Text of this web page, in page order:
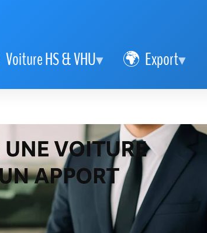
Voiture HS & VHU Export